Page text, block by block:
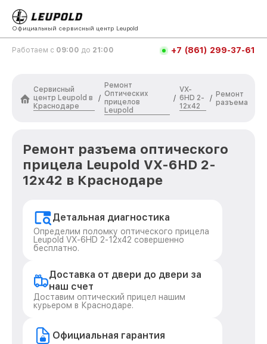
Официальный сервисный центр Leupold
Работаем с 09:00 до 21:00 +7 (861) 299-37-61
Сервисный
центр Leupold в
Краснодаре
/
Ремонт
Оптических
прицелов
Leupold
/
VX-
6HD 2-
12x42
/ Ремонт
разъема
Ремонт разъема оптического
прицела Leupold VX-6HD 2-
12x42 в Краснодаре
Детальная диагностика
Определим поломку оптического прицела
Leupold VX-6HD 2-12x42 совершенно
бесплатно.
Доставка от двери до двери за
наш счет
Доставим оптический прицел нашим
курьером в Краснодаре.
Официальная гарантия